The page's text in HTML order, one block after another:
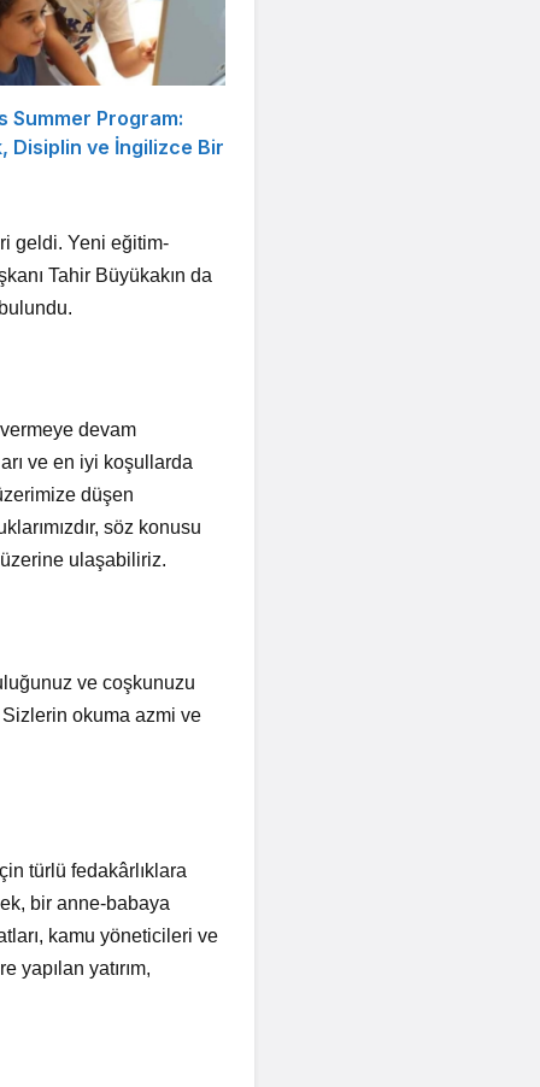
Summer Program:
Disiplin ve İngilizce Bir
geldi. Yeni eğitim-
Tahir Büyükakın da
devam
ve en iyi koşullarda
düşen
söz konusu
ulaşabiliriz.
ve coşkunuzu
okuma azmi ve
türlü fedakârlıklara
bir anne-babaya
kamu yöneticileri ve
yapılan yatırım,